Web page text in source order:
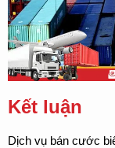
Kết luận
Dịch vụ bán cước